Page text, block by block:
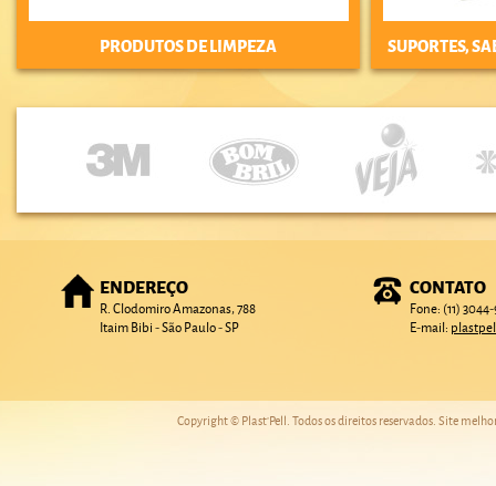
PRODUTOS DE LIMPEZA SUPORTES,
ENDEREÇO
R. Clodomiro Amazonas, 788
Itaim Bibi - São Paulo - SP
CONTATO
Fone: (11)
E-mail:
Copyright © Plast'Pell. Todos os direitos reservados. Site